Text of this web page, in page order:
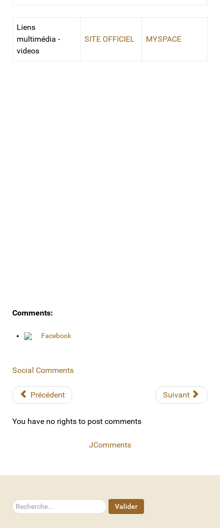
Liens
multimédia -
videos
SITE OFFICIEL MYSPACE
Comments:
Facebook
Social Comments
Précédent Suivant
You have no rights to post comments
JComments
Rechercher Valider